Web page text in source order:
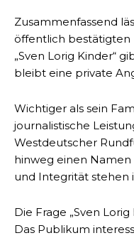
Zusammenfassend
öffentlich
„Sven Lorig Kinder“
bleibt eine private
Wichtiger als sein
journalistische
Westdeutscher
hinweg einen Namen
und Integrität stehen
Die Frage „Sven
Das Publikum